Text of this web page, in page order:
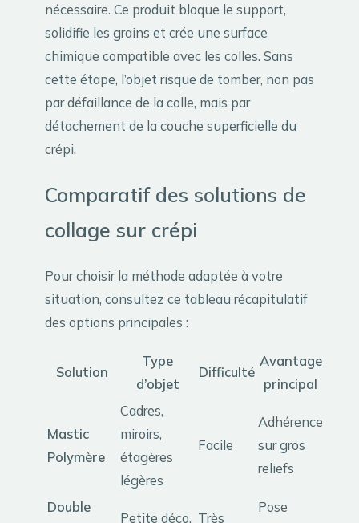
nécessaire. Ce produit bloque le support,
solidifie les grains et crée une surface
chimique compatible avec les colles. Sans
cette étape, l’objet risque de tomber, non pas
par défaillance de la colle, mais par
détachement de la couche superficielle du
crépi.
Comparatif des solutions de
collage sur crépi
Pour choisir la méthode adaptée à votre
situation, consultez ce tableau récapitulatif
des options principales :
Solution
Type
d’objet
Difficulté
Avantage
principal
Mastic
Polymère
Cadres,
miroirs,
étagères
légères
Facile
Adhérence
sur gros
reliefs
Double
Petite déco, Très
Pose